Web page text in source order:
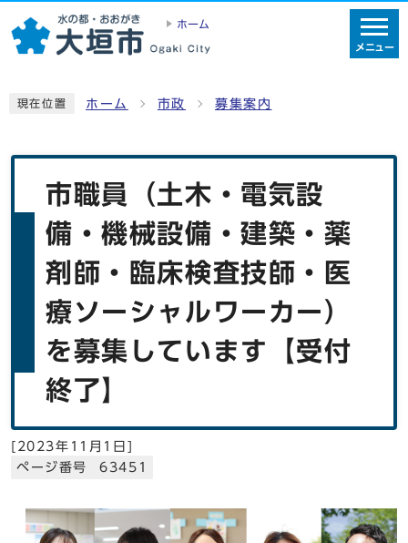
ホーム
メニュー
現在位置 ホーム 市政 募集案内
市職員（土木・電気設
備・機械設備・建築・薬
剤師・臨床検査技師・医
療ソーシャルワーカー）
を募集しています【受付
終了】
[ 2023年11月1日 ]
ページ番号 63451